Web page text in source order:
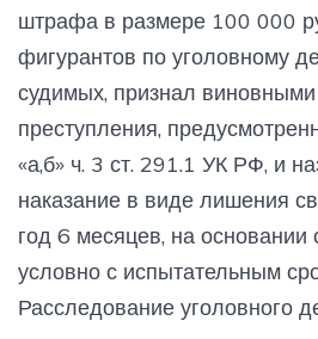
штрафа в размере 100 000
фигурантов по уголовному
судимых, признал
преступления,
«а,б» ч. 3 ст. 291.1 УК РФ, и
наказание в виде лишения
год 6 месяцев, на
условно с испытательным
Расследование уголовного